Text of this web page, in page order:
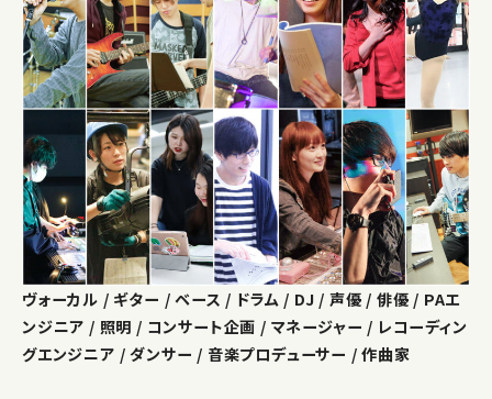
ヴォーカル / ギター / ベース / ドラム / DJ / 声優 / 俳優 / PAエ
ンジニア / 照明 / コンサート企画 / マネージャー / レコーディン
グエンジニア / ダンサー / 音楽プロデューサー / 作曲家